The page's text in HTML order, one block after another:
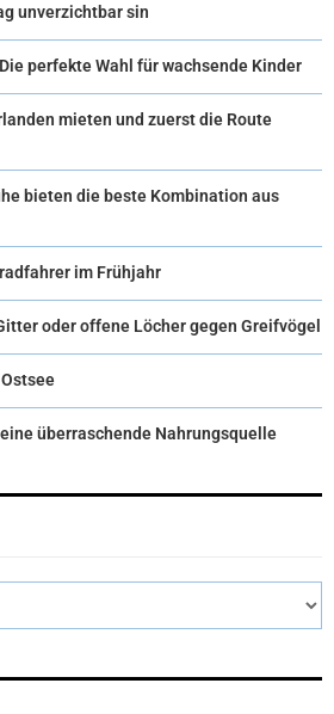
unverzichtbar sin
perfekte Wahl für wachsende Kinder
mieten und zuerst die Route
bieten die beste Kombination aus
im Frühjahr
oder offene Löcher gegen Greifvögel
überraschende Nahrungsquelle